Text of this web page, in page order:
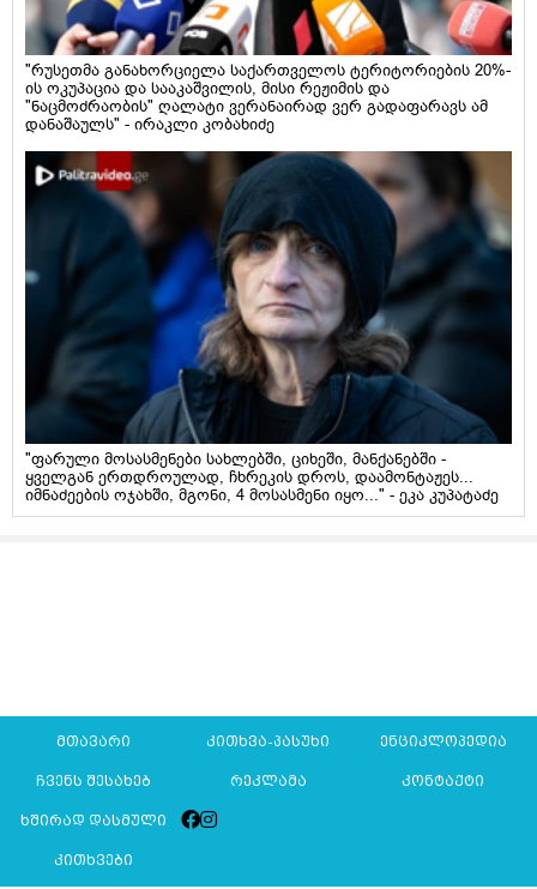
"რუსეთმა განახორციელა საქართველოს ტერიტორიების 20%-
ის ოკუპაცია და სააკაშვილის, მისი რეჟიმის და
"ნაცმოძრაობის" ღალატი ვერანაირად ვერ გადაფარავს ამ
დანაშაულს" - ირაკლი კობახიძე
"ფარული მოსასმენები სახლებში, ციხეში, მანქანებში -
ყველგან ერთდროულად, ჩხრეკის დროს, დაამონტაჟეს...
იმნაძეების ოჯახში, მგონი, 4 მოსასმენი იყო..." - ეკა კუპატაძე
მთავარი კითხვა-პასუხი ენციკლოპედია
ჩვენს შესახებ რეკლამა კონტაქტი
ხშირად დასმული
კითხვები